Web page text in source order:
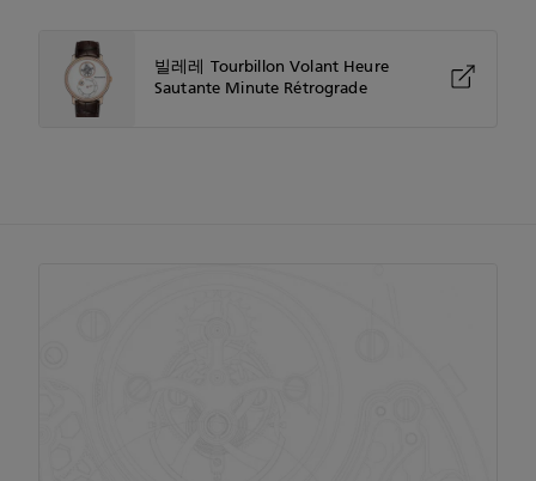
빌레레 Tourbillon Volant Heure
Sautante Minute Rétrograde